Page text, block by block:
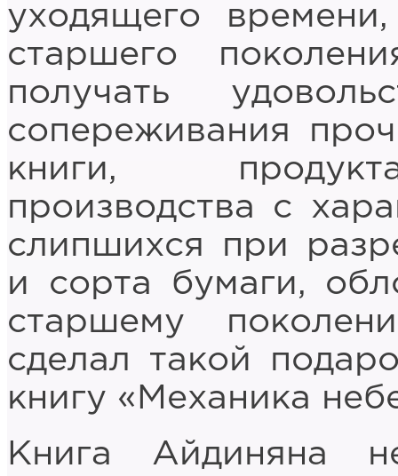
уходящего
старшего
получать
сопереживания
книги,
производства с
слипшихся при
и сорта бумаги,
старшему
сделал такой
книгу «Механика
Книга Айдиняна